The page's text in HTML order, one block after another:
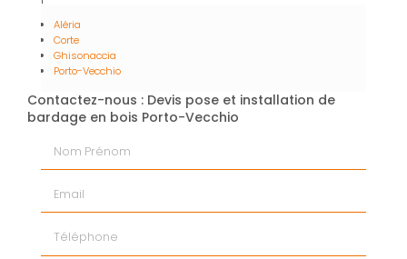
Aléria
Corte
Ghisonaccia
Porto-Vecchio
Contactez-nous : Devis pose et installation de
bardage en bois Porto-Vecchio